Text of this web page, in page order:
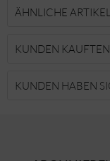
ÄHNLICHE ARTIKEL
KUNDEN
KUNDEN HABEN